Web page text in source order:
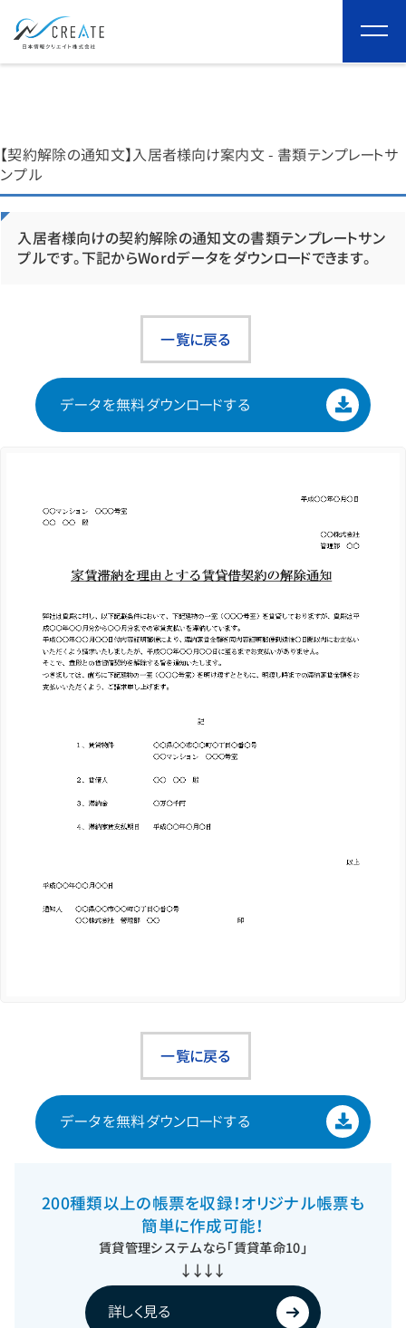
【契約解除の通知文】入居者様向け案内文 - 書類テンプレートサ
ンプル
入居者様向けの契約解除の通知文の書類テンプレートサン
プルです。下記からWordデータをダウンロードできます。
一覧に戻る
データを無料ダウンロードする
一覧に戻る
データを無料ダウンロードする
200種類以上の帳票を収録！オリジナル帳票も
簡単に作成可能！
賃貸管理システムなら「賃貸革命10」
↓↓↓↓
詳しく見る